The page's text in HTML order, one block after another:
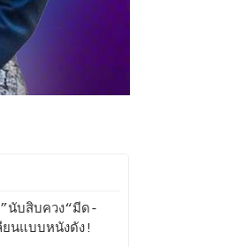
นับสิบควง“มีด-
ยนแบบหนังดัง!